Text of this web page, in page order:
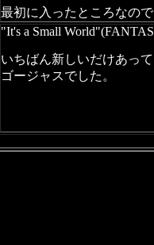
最初に入ったところなの
"It's a Small
いちばん新しいだけあっ
ゴージャスでした。